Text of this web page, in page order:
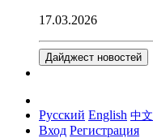
17.03.2026
Дайджест новостей
Русский English 中文
Вход Регистрация